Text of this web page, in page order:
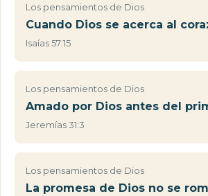
Los pensamientos de Dios
Cuando Dios se acerca al
Isaías 57:15
Los pensamientos de Dios
Amado por Dios antes del
Jeremías 31:3
Los pensamientos de Dios
La promesa de Dios no se